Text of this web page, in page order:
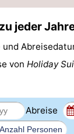
jeder
von Holiday
Abreise